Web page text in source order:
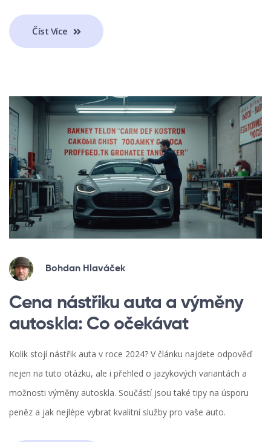
Číst Více
Bohdan Hlaváček
Cena nástřiku auta a výměny
autoskla: Co očekávat
Kolik stojí nástřik auta v roce 2024? V článku najdete odpověď
nejen na tuto otázku, ale i přehled o jazykových variantách a
možnosti výměny autoskla. Součástí jsou také tipy na úsporu
peněz a jak nejlépe vybrat kvalitní služby pro vaše auto.